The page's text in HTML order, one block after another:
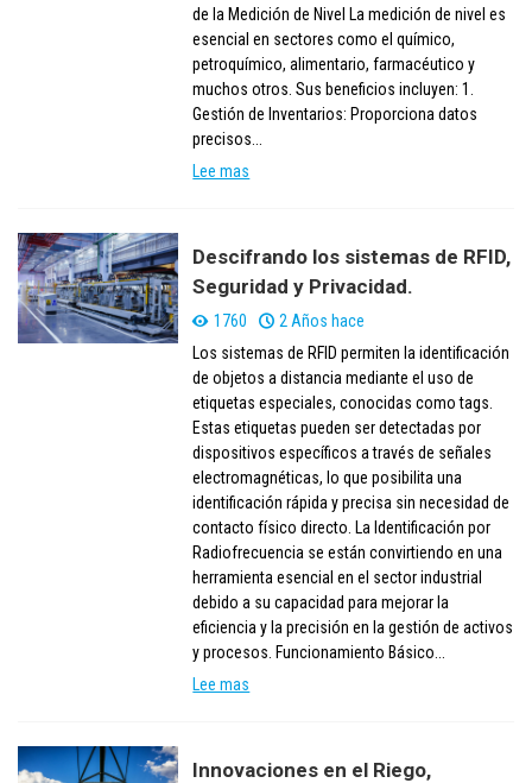
de la Medición de Nivel La medición de nivel es
esencial en sectores como el químico,
petroquímico, alimentario, farmacéutico y
muchos otros. Sus beneficios incluyen: 1.
Gestión de Inventarios: Proporciona datos
precisos...
Lee mas
Descifrando los sistemas de RFID,
Seguridad y Privacidad.
1760
2 Años hace
Los sistemas de RFID permiten la identificación
de objetos a distancia mediante el uso de
etiquetas especiales, conocidas como tags.
Estas etiquetas pueden ser detectadas por
dispositivos específicos a través de señales
electromagnéticas, lo que posibilita una
identificación rápida y precisa sin necesidad de
contacto físico directo. La Identificación por
Radiofrecuencia se están convirtiendo en una
herramienta esencial en el sector industrial
debido a su capacidad para mejorar la
eficiencia y la precisión en la gestión de activos
y procesos. Funcionamiento Básico...
Lee mas
Innovaciones en el Riego,